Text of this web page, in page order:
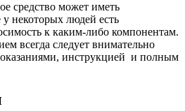
средство может иметь
некоторых людей есть
к каким-либо компонентам.
всегда следует внимательно
инструкцией и полным